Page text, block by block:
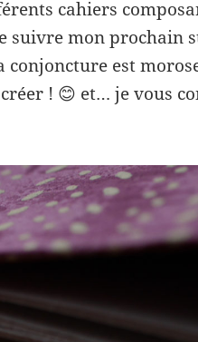
cahiers
suivre mon prochain
conjoncture est
! 😊 et… je vous